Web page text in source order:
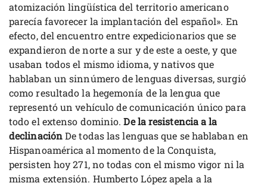
atomización lingüística del territorio americano
parecía favorecer la implantación del español». En
efecto, del encuentro entre expedicionarios que se
expandieron de norte a sur y de este a oeste, y que
usaban todos el mismo idioma, y nativos que
hablaban un sinnúmero de lenguas diversas, surgió
como resultado la hegemonía de la lengua que
representó un vehículo de comunicación único para
todo el extenso dominio.De la resistencia a la
declinaciónDe todas las lenguas que se hablaban en
Hispanoamérica al momento de la Conquista,
persisten hoy 271, no todas con el mismo vigor ni la
misma extensión. Humberto López apela a la